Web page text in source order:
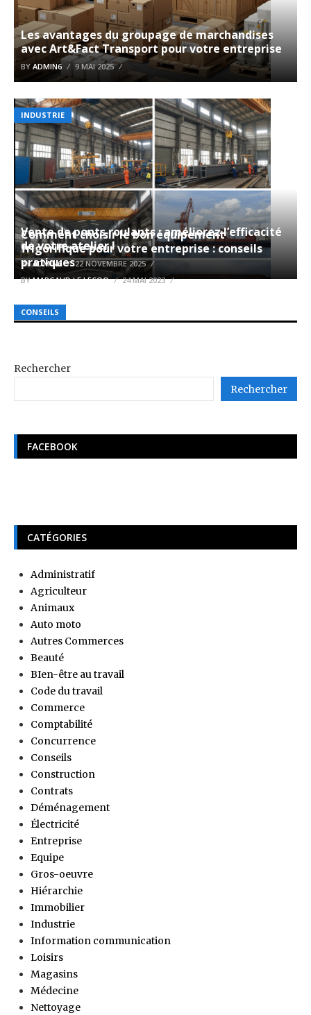
Les avantages du groupage de marchandises
avec Art&Fact Transport pour votre entreprise
BY ADMIN6 9 MAI 2025
INDUSTRIE
Vente de ponts roulants : améliorez l’efficacité
de votre atelier !
BYADMIN6 22 NOVEMBRE 2025
CONSEILS
Comment choisir le bon équipement
frigorifique pour votre entreprise : conseils
pratiques
BYMARGAUD LE LECOQ 24 MAI 2023
Rechercher
Rechercher
FACEBOOK
CATÉGORIES
Administratif
Agriculteur
Animaux
Auto moto
Autres Commerces
Beauté
BIen-être au travail
Code du travail
Commerce
Comptabilité
Concurrence
Conseils
Construction
Contrats
Déménagement
Électricité
Entreprise
Equipe
Gros-oeuvre
Hiérarchie
Immobilier
Industrie
Information communication
Loisirs
Magasins
Médecine
Nettoyage